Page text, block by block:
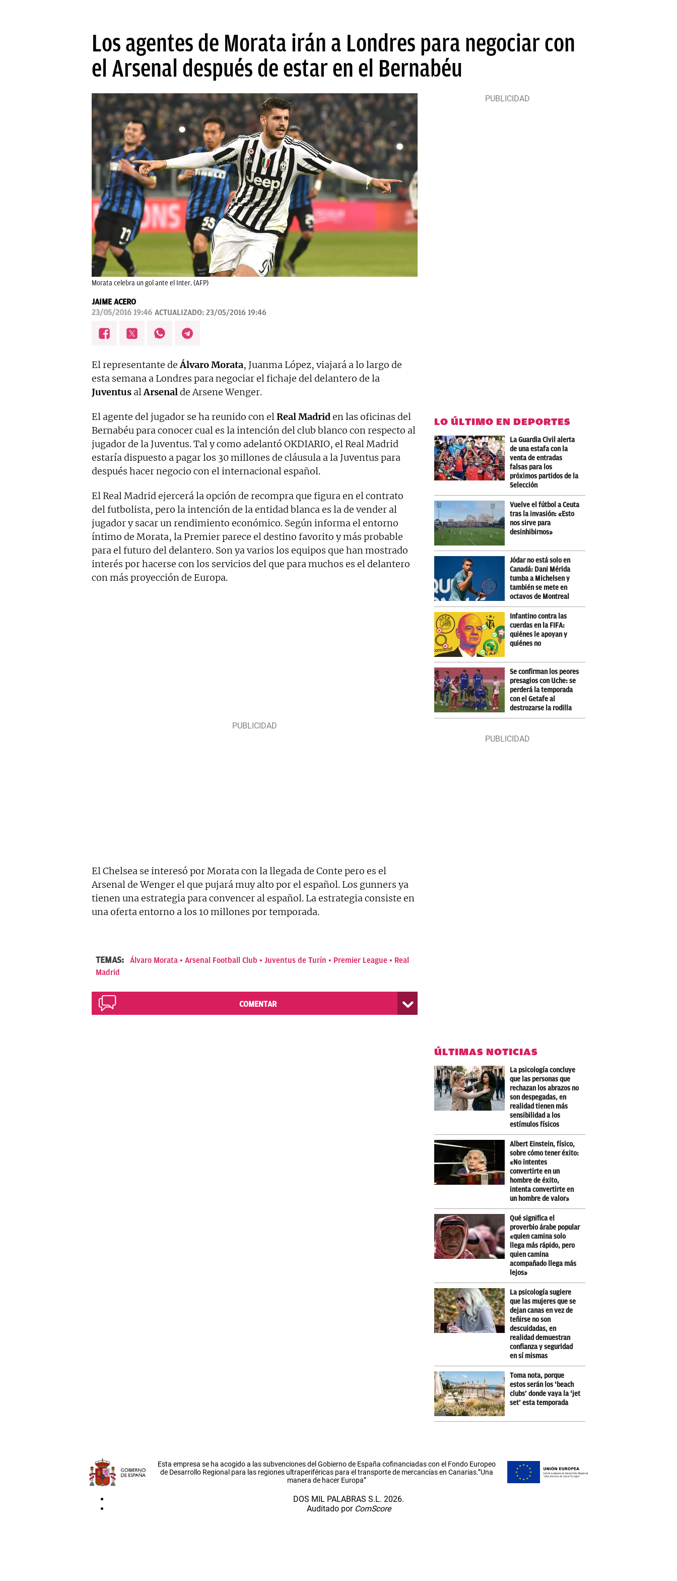
Los agentes de Morata irán a Londres para negociar con
el Arsenal después de estar en el Bernabéu
Morata celebra un gol ante el Inter. (AFP)
JAIME ACERO
23/05/2016 19:46 ACTUALIZADO: 23/05/2016 19:46
El representante deÁlvaro Morata, Juanma López, viajará a lo largo de
esta semana a Londres para negociar el fichaje del delantero de la
Juventus alArsenalde Arsene Wenger.
El agente del jugador se ha reunido con elReal Madriden las oficinas del
Bernabéu para conocer cual es la intención del club blanco con respecto al
jugador de la Juventus. Tal y como adelantó OKDIARIO, el Real Madrid
estaría dispuesto a pagar los 30 millones de cláusula a la Juventus para
después hacer negocio con el internacional español.
El Real Madrid ejercerá la opción de recompra que figura en el contrato
del futbolista, pero la intención de la entidad blanca es la de vender al
jugador y sacar un rendimiento económico. Según informa el entorno
íntimo de Morata, la Premier parece el destino favorito y más probable
para el futuro del delantero. Son ya varios los equipos que han mostrado
interés por hacerse con los servicios del que para muchos es el delantero
con más proyección de Europa.
El Chelsea se interesó por Morata con la llegada de Conte pero es el
Arsenal de Wenger el que pujará muy alto por el español. Los gunners ya
tienen una estrategia para convencer al español. La estrategia consiste en
una oferta entorno a los 10 millones por temporada.
TEMAS: Álvaro Morata Arsenal Football Club Juventus de Turín Premier League
Real
Madrid
COMENTAR
LO ÚLTIMO EN DEPORTES
La Guardia Civil alerta
de una estafa con la
venta de entradas
falsas para los
próximos partidos de la
Selección
Vuelve el fútbol a Ceuta
tras la invasión: «Esto
nos sirve para
desinhibirnos»
Jódar no está solo en
Canadá: Dani Mérida
tumba a Michelsen y
también se mete en
octavos de Montreal
Infantino contra las
cuerdas en la FIFA:
quiénes le apoyan y
quiénes no
Se confirman los peores
presagios con Uche: se
perderá la temporada
con el Getafe al
destrozarse la rodilla
ÚLTIMAS NOTICIAS
La psicología concluye
que las personas que
rechazan los abrazos no
son despegadas, en
realidad tienen más
sensibilidad a los
estímulos físicos
Albert Einstein, físico,
sobre cómo tener éxito:
«No intentes
convertirte en un
hombre de éxito,
intenta convertirte en
un hombre de valor»
Qué significa el
proverbio árabe popular
«quien camina solo
llega más rápido, pero
quien camina
acompañado llega más
lejos»
La psicología sugiere
que las mujeres que se
dejan canas en vez de
teñirse no son
descuidadas, en
realidad demuestran
confianza y seguridad
en sí mismas
Toma nota, porque
estos serán los ‘beach
clubs’ donde vaya la ‘jet
set’ esta temporada
Esta empresa se ha acogido a las subvenciones del Gobierno de España cofinanciadas con el Fondo Europeo
de Desarrollo Regional para las regiones ultraperiféricas para el transporte de mercancías en Canarias.”Una
manera de hacer Europa”
DOS MIL PALABRAS S.L. 2026.
Auditado por ComScore